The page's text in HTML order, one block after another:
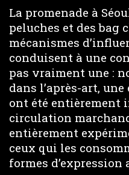
La promenade à
peluches et des bag
mécanismes
conduisent à une
pas vraiment une :
dans l’après-art,
ont été entièrement
circulation
entièrement
ceux qui les
formes